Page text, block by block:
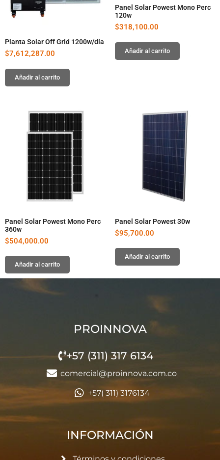
Planta Solar Off Grid 1200w/día
$7,612,287.00
Añadir al carrito
Panel Solar Powest Mono Perc
120w
$318,100.00
Añadir al carrito
Panel Solar Powest Mono Perc
360w
$504,000.00
Añadir al carrito
Panel Solar Powest 30w
$95,700.00
Añadir al carrito
PROINNOVA
+57 (311) 317 6134
comercial@proinnova.com.co
+57( 311) 3176134
INFORMACIÓN